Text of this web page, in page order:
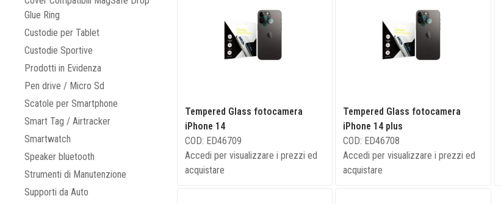
Glue Ring
Custodie per Tablet
Custodie Sportive
Prodotti in Evidenza
Pen drive / Micro Sd
Scatole per Smartphone
Smart Tag / Airtracker
Smartwatch
Speaker bluetooth
Strumenti di Manutenzione
Supporti da Auto
Tempered Glass fotocamera
iPhone 14
COD: ED46709
Accedi per visualizzare i prezzi ed
acquistare
Tempered Glass fotocamera
iPhone 14 plus
COD: ED46708
Accedi per visualizzare i prezzi ed
acquistare